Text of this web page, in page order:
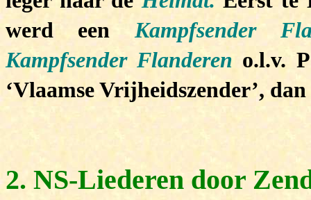
werd een Kampfsender
Kampfsender Flanderen o.l.v.
‘Vlaamse Vrijheidszender’,
2. NS-Liederen door